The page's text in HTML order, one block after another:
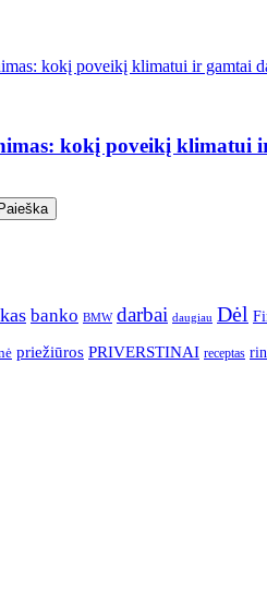
kokį poveikį klimatui
banko BMW darbai daugiau Dėl
priežiūros PRIVERSTINAI receptas